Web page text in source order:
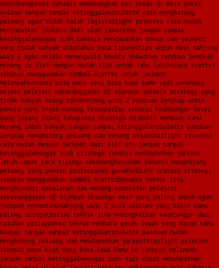
sederhanapoker rahasia memenangkan pot besar di meja poker
online jangan sampai ketinggalanroulette cara menghitung
peluang agar tidak kalah lagistarlight princess cara mudah
mendapatkan jackpot dari slot favoritmu jangan sampai
ketinggalansugar rush rahasia mendapatkan bonus dan jackpot
yang tidak banyak diketahui baca tipsnyatips ampuh main mahjong
ways 2 agar selalu menangwild bounty showdown panduan lengkap
menang di slot dengan mudah klik untuk tahu lebihblack scatter
rahasia menggunakan simbol scatter untuk jackpot
melimpahbonanza pola main yang bisa buat kamu jadi pemenang
sejati pelajari sekaranggates of olympus rahasia strategi yang
tidak banyak orang tahumahjong wins 2 panduan lengkap untuk
pemula yang ingin menang terusparlay rahasia keuntungan besar
yang jarang orang tahupoker strategi terbukti membuat kamu
menang lebih banyak jangan sampai ketinggalanroulette panduan
lengkap menghitung peluang dan menang besarstarlight princess
cara mudah meraih jackpot dari slot ini jangan sampai
ketinggalansugar rush strategi rahasia mendapatkan jackpot
lebih cepat baca tipsnya sekarangbaccarat rahasia menghitung
peluang yang pemain profesional gunakanblack scatter strategi
rahasia menggunakan simbol scatterbonanza teknik jitu
menghindari kekalahan dan menang konsisten pelajari
sekaranggates of olympus strategi main yang paling ampuh agar
jackpot menantimumahjong wins 2 pola scatter yang bikin kamu
paling diingatparlay teknik jitu meningkatkan keuntungan dari
taruhan parlaypoker teknik membaca gerak lawan yang harus kamu
kuasai jangan sampai ketinggalanroulette panduan mudah
menghitung peluang dan mendapatkan jackpotstarlight princess
rahasia main slot yang bisa bawa kamu ke jackpot melimpah
jangan sampai ketinggalansugar rush tips cepat mendapatkan